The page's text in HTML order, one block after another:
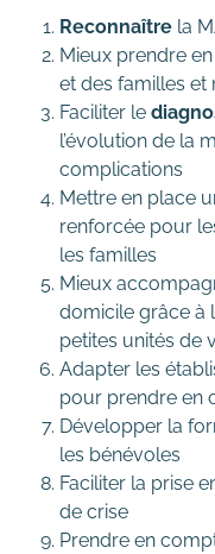
Reconnaître la
Mieux prendre
et des familles et
Faciliter le
l’évolution de la
complications
Mettre en place
renforcée pour
les familles
Mieux
domicile grâce à
petites unités de
Adapter les
pour prendre en
Développer la
les bénévoles
Faciliter la prise
de crise
Prendre en